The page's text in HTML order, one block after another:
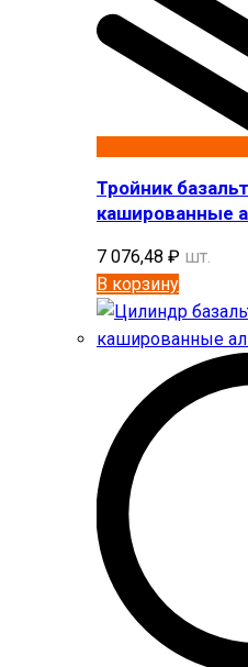
Тройник
кашированные
7 076,48 ₽ шт.
В корзину